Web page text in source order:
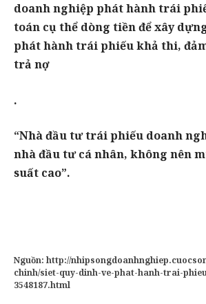
doanh nghiệp phát hành trái
toán cụ thể dòng tiền để xây
phát hành trái phiếu khả thi,
trả nợ
.
“Nhà đầu tư trái phiếu doanh
nhà đầu tư cá nhân, không nên
suất cao”.
Nguồn: http://
chinh/siet-quy-dinh-ve-phat-hanh-trai-
3548187.html